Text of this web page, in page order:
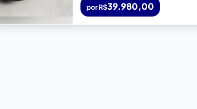
por R$39.980,00